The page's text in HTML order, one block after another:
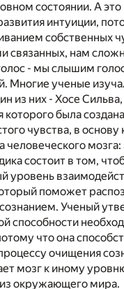
состоянии. А
интуиции,
собственных
связанных, нам
- мы слышим
Многие ученые
из них - Хосе Сильва,
которого была
чувства, в основу
мозга:
состоит в том,
уровень
поможет
Ученый
способности
что она
очищения
мозг к иному
окружающего мира.